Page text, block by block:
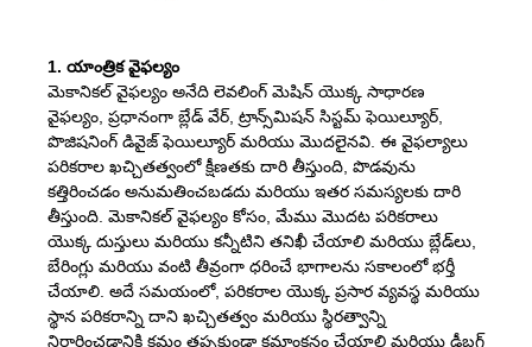
1. యాంత్రిక వైఫల్యం
మెకానికల్ వైఫల్యం అనేది లెవలింగ్ మెషిన్ యొక్క సాధారణ
వైఫల్యం, ప్రధానంగా బ్లేడ్ వేర్, ట్రాన్స్‌మిషన్ సిస్టమ్ ఫెయిల్యూర్,
పొజిషనింగ్ డివైజ్ ఫెయిల్యూర్ మరియు మొదలైనవి. ఈ వైఫల్యాలు
పరికరాల ఖచ్చితత్వంలో క్షీణతకు దారి తీస్తుంది, పొడవును
కత్తిరించడం అనుమతించబడదు మరియు ఇతర సమస్యలకు దారి
తీస్తుంది. మెకానికల్ వైఫల్యం కోసం, మేము మొదట పరికరాలు
యొక్క దుస్తులు మరియు కన్నీటిని తనిఖీ చేయాలి మరియు బ్లేడ్‌లు,
బేరింగ్లు మరియు వంటి తీవ్రంగా ధరించే భాగాలను సకాలంలో భర్తీ
చేయాలి. అదే సమయంలో, పరికరాల యొక్క ప్రసార వ్యవస్థ మరియు
స్థాన పరికరాన్ని దాని ఖచ్చితత్వం మరియు స్థిరత్వాన్ని
నిర్ధారించడానికి క్రమం తప్పకుండా క్రమాంకనం చేయాలి మరియు డీబగ్